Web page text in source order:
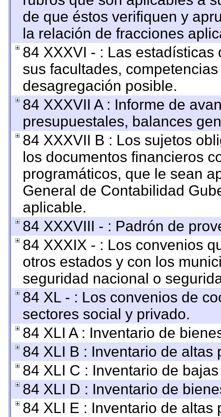
de que éstos verifiquen y
la relación de fracciones
84 XXXVI - : Las
sus facultades,
desagregación posible.
84 XXXVII A : Informe de
presupuestales, balances
84 XXXVII B : Los sujetos
los documentos financieros
programáticos, que le sean
General de Contabilidad
aplicable.
84 XXXVIII - : Padrón de
84 XXXIX - : Los convenios
otros estados y con los
seguridad nacional o
84 XL - : Los convenios de
sectores social y privado.
84 XLI A : Inventario de
84 XLI B : Inventario de
84 XLI C : Inventario de
84 XLI D : Inventario de
84 XLI E : Inventario de